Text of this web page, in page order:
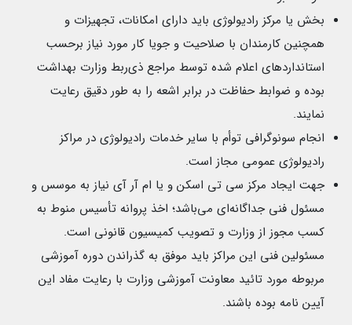
بخش یا مرکز رادیولوژی باید دارای امکانات، تجهیزات و
همچنین کارمندان با صلاحیت و جویا کار مورد نیاز برحسب
استانداردهای اعلام شده توسط مراجع ذی‌ربط وزارت بهداشت
بوده و ضوابط حفاظت در برابر اشعه را به طور دقیق رعایت
نمایند.
انجام سونوگرافی توأم با سایر خدمات رادیولوژی در مراکز
رادیولوژی عمومی مجاز است.
جهت ایجاد مرکز سی تی اسکن و یا ام آر آی نیاز به موسس و
مسئول فنی جداگانه‌ای می‌باشد؛ اخذ پروانه تأسیس منوط به
کسب مجوز از وزارت و تصویب کمیسیون قانونی است.
مسئولین فنی این مراکز باید موفق به گذراندن دوره آموزشی
مربوطه مورد تائید معاونت آموزشی وزارت با رعایت مفاد این
آیین نامه بوده باشند.